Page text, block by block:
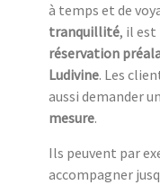
à temps et de
tranquillité, il est
réservation
Ludivine. Les
aussi demander un
mesure.
Ils peuvent par
accompagner